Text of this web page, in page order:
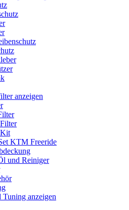
anzeigen
KTM Freeride
und Reiniger
anzeigen